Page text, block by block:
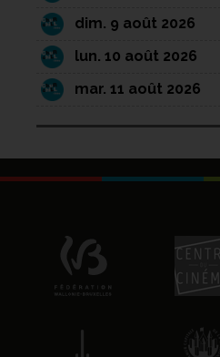
dim. 9 août 2026
lun. 10 août 2026
mar. 11 août 2026